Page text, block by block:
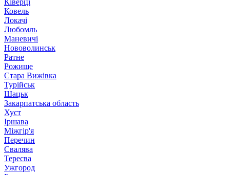
Ківерці
Ковель
Локачі
Любомль
Маневичі
Нововолинськ
Ратне
Рожище
Стара Вижівка
Турійськ
Шацьк
Закарпатська область
Хуст
Іршава
Міжгір'я
Перечин
Свалява
Тересва
Ужгород